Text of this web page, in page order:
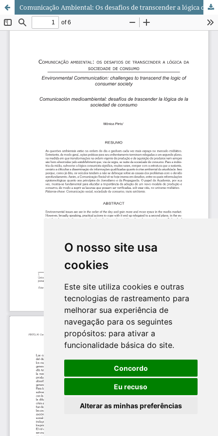
O nosso site usa
cookies
Este site utiliza cookies e outras
tecnologias de rastreamento para
melhorar sua experiência de
navegação para os seguintes
propósitos: para ativar a
funcionalidade básica do site.
Concordo
Eu recuso
Alterar as minhas preferências
Comunicação Ambiental: Os desafios de transcender a lógica da sociedade de consumo